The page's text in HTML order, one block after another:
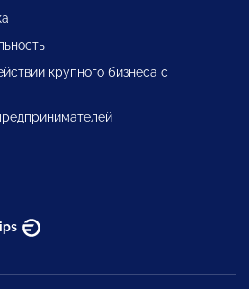
крупного бизнеса с